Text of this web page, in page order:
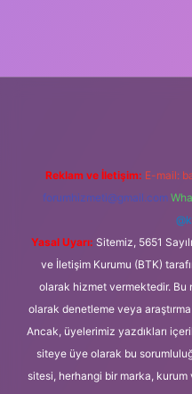
Reklam ve İletişim: E-mail:
forumhizmeti@gmail.com
Yasal Uyarı: Sitemiz, 5651
ve İletişim Kurumu (BTK)
olarak hizmet vermektedir.
olarak denetleme veya
Ancak, üyelerimiz yazdıkları
siteye üye olarak bu
sitesi, herhangi bir marka, kurum